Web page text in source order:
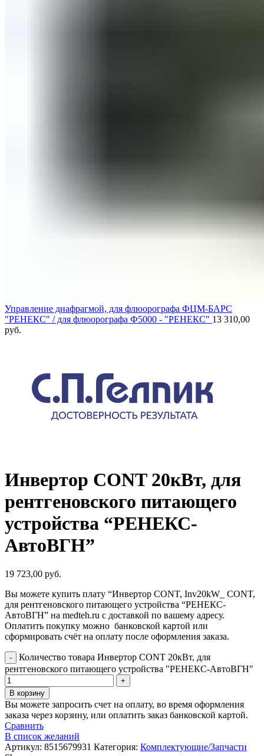
Управление диафрагмой, для флюорографа ФЦМ-БАРС
"РЕНЕКС" / для флюорографа Ф5000 - "РЕНЕКС" 13 310,00
руб.
Инвертор CONT 20кВт, для
рентгеновского питающего
устройства “РЕНЕКС-
АвтоВГН”
19 723,00 руб.
Вы можете купить плату “Инвертор CONT, Inv20kW_ CONT,
для рентгеновского питающего устройства “РЕНЕКС-
АвтоВГН” на medteh.ru с доставкой по вашему адресу.
Оплатить покупку можно банковской картой или
сформировать счёт на оплату после оформления заказа.
Количество товара Инвертор CONT 20кВт, для
рентгеновского питающего устройства "РЕНЕКС-АвтоВГН"
В корзину
Вы можете запросить счет на оплату, во время оформления
заказа через корзину, или оплатить заказ банковской картой.
Сравнить
В список желаний
Артикул: 8515679931 Категория: Комплектующие/Запчасти